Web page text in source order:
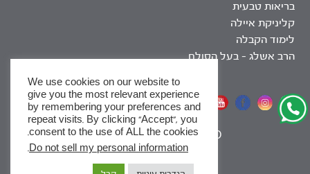
בריאות טבעית
קליניקת איילה
לימוד הקבלה
הרב אשלג – בעל הסולם
אתר שומר שבת
SEO
|
We use cookies on our website to
give you the most relevant experience
by remembering your preferences and
repeat visits. By clicking “Accept”, you
consent to the use of ALL the cookies.
Do not sell my personal information
.
x